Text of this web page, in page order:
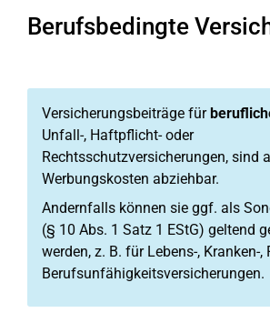
Berufsbedingte
Versicherungsbeiträge für
Unfall-, Haftpflicht- oder
Rechtsschutzversicherungen, sind
Werbungskosten abziehbar.
Andernfalls können sie ggf. als
(§ 10 Abs. 1 Satz 1 EStG) geltend
werden, z. B. für Lebens-, Kranken-,
Berufsunfähigkeitsversicherungen.